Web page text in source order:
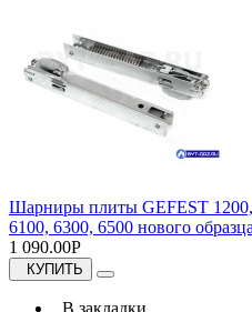
Шарниры плиты GEFEST 1200,
6100, 6300, 6500 нового
1 090.00Р
КУПИТЬ